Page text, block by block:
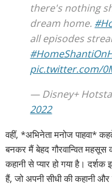
there's nothing
dream home.
all episodes
pic.twitter.com/
— Disney+
2022
वहीं, *अभिनेता मनोज पाहवा*
बनकर मैं बेहद गौरवान्वित महसूस
कहानी से प्यार हो गया है।
हैं, जो अपनी सीधी की कहानी